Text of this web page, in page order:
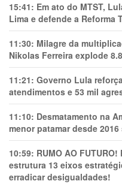
15:41: Em ato do MTST,
Lima e defende a Reforma
11:30: Milagre da
Nikolas Ferreira explode
11:21: Governo Lula
atendimentos e 53 mil
11:10: Desmatamento na
menor patamar desde
10:59: RUMO AO
estrutura 13 eixos
erradicar desigualdades!